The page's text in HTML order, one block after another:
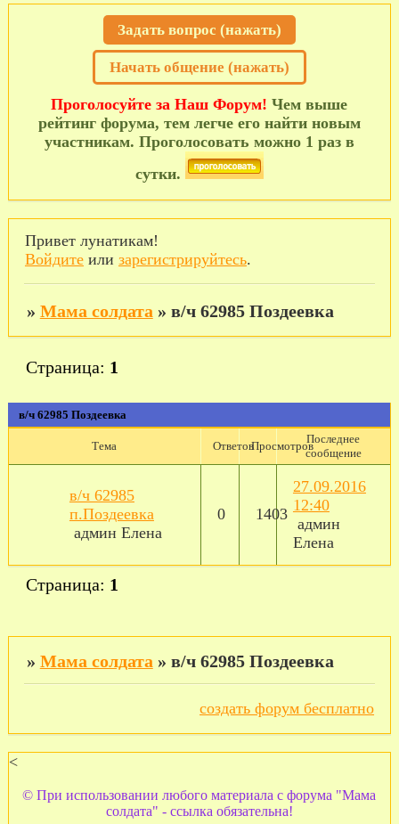
Задать вопрос (нажать)
Начать общение (нажать)
Проголосуйте за Наш Форум! Чем выше
рейтинг форума, тем легче его найти новым
участникам. Проголосовать можно 1 раз в
сутки.
Привет лунатикам!
Войдитеили зарегистрируйтесь.
» Мама солдата » в/ч 62985 Поздеевка
в/ч 62985 Поздеевка
Страница: 1
Тема ОтветовПросмотров
Последнее
сообщение
в/ч 62985
п.Поздеевка
админ Елена
0 1403
27.09.2016
12:40
админ
Елена
Страница: 1
» Мама солдата » в/ч 62985 Поздеевка
создать форум бесплатно
<
© При использовании любого материала с форума "Мама
солдата" - ссылка обязательна!